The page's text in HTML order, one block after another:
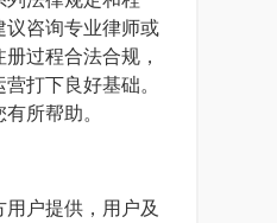
议咨询专业律师或
过程合法合规，
打下良好基础。
所帮助。
户提供，用户及